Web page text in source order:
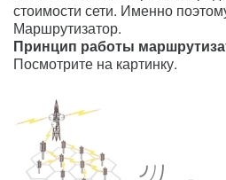
стоимости сети. Именно
Маршрутизатор.
Принцип работы
Посмотрите на картинку.